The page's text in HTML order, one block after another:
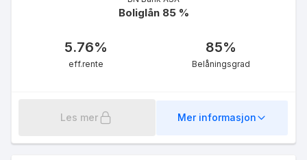
Boliglån 85 %
5.76%
eff.rente
85%
Belåningsgrad
Les mer Mer informasjon